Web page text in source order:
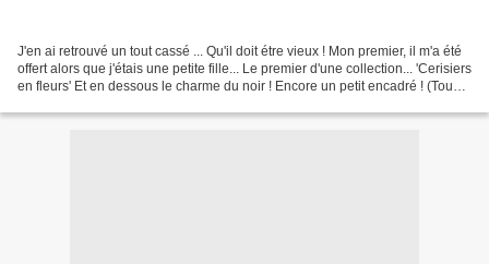
J'en ai retrouvé un tout cassé ... Qu'il doit étre vieux ! Mon premier, il m'a été
offert alors que j'étais une petite fille... Le premier d'une collection... 'Cerisiers
en fleurs' Et en dessous le charme du noir ! Encore un petit encadré ! (Tous